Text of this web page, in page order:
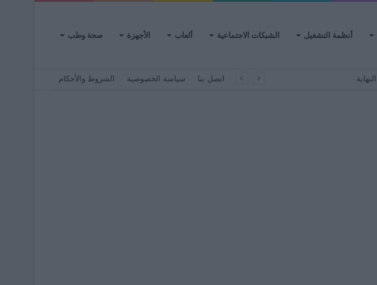
أنظمة التشغيل الشبكات الاجتماعية ألعاب الأجهزة صحة وطب
اتصل بنا سياسة الخصوصية الشروط والأحكام